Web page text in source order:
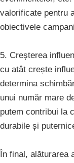
valorificate pentru
obiectivele
5. Creșterea
cu atât crește
determina
unui număr mare
putem contribui la
durabile și
În final, alăturarea